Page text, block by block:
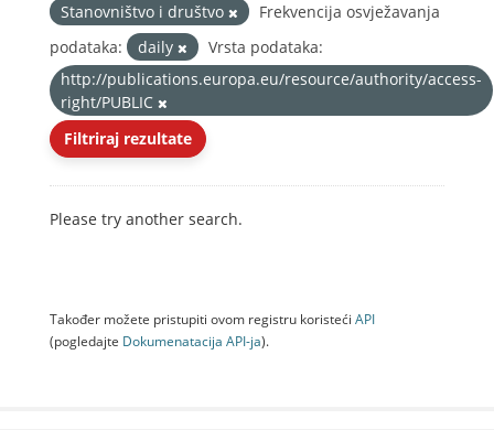
Stanovništvo i društvo
Frekvencija osvježavanja
podataka:
daily
Vrsta podataka:
http://publications.europa.eu/resource/authority/access-
right/PUBLIC
Filtriraj rezultate
Please try another search.
Također možete pristupiti ovom registru koristeći API
(pogledajte Dokumenаtаcijа API-jа).